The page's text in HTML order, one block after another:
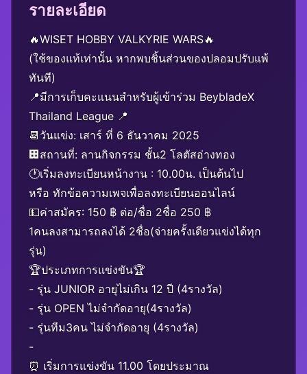
รายละเอียด
🔥WISET HOBBY VALKYRIE WARS🔥
(ใช้ของแท้เท่านั้น หากพบชิ้นส่วนของปลอมปรับแพ้
ทันที)
📍มีการเก็บคะแนนสำหรับผู้เข้าร่วม BeybladeX
Thailand League 📍
📆วันแข่ง: เสาร์ ที่ 6 ธันวาคม 2025
🏢สถานที่: ลานกิจกรรม ชั้น2 โลตัสอ่างทอง
🕐เริ่มลงทะเบียนหน้างาน : 10.00น. เป็นต้นไป
หรือ ทักข้อความเพจเพื่อลงทะเบียนออนไลน์
💵ค่าสมัคร: 150 ฿ ต่อ/ชื่อ 2ชื่อ 250 ฿
1คนลงสามารถลงได้ 2ชื่อ(จ่ายครั้งเดียวแข่งได้ทุก
รุ่น)
🏆ประเภทการแข่งขัน🏆
- รุ่น JUNIOR อายุไม่เกิน 12 ปี (4รางวัล)
- รุ่น OPEN ไม่จำกัดอายุ(4รางวัล)
- รุ่นทีม3คน ไม่จำกัดอายุ (4รางวัล)
-
⏰ เริ่มการแข่งขัน 11.00 โดยประมาณ